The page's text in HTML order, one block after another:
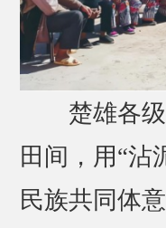
楚雄各
田间，用“沾
民族共同体